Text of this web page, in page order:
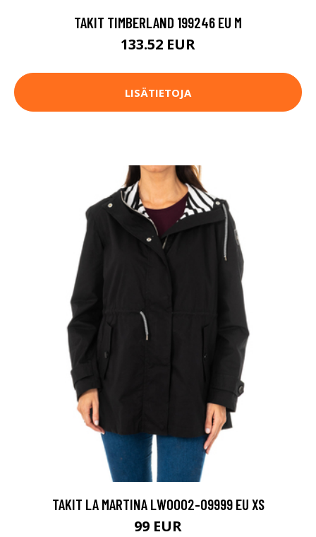
TAKIT TIMBERLAND 199246 EU M
133.52 EUR
LISÄTIETOJA
TAKIT LA MARTINA LWO002-09999 EU XS
99 EUR